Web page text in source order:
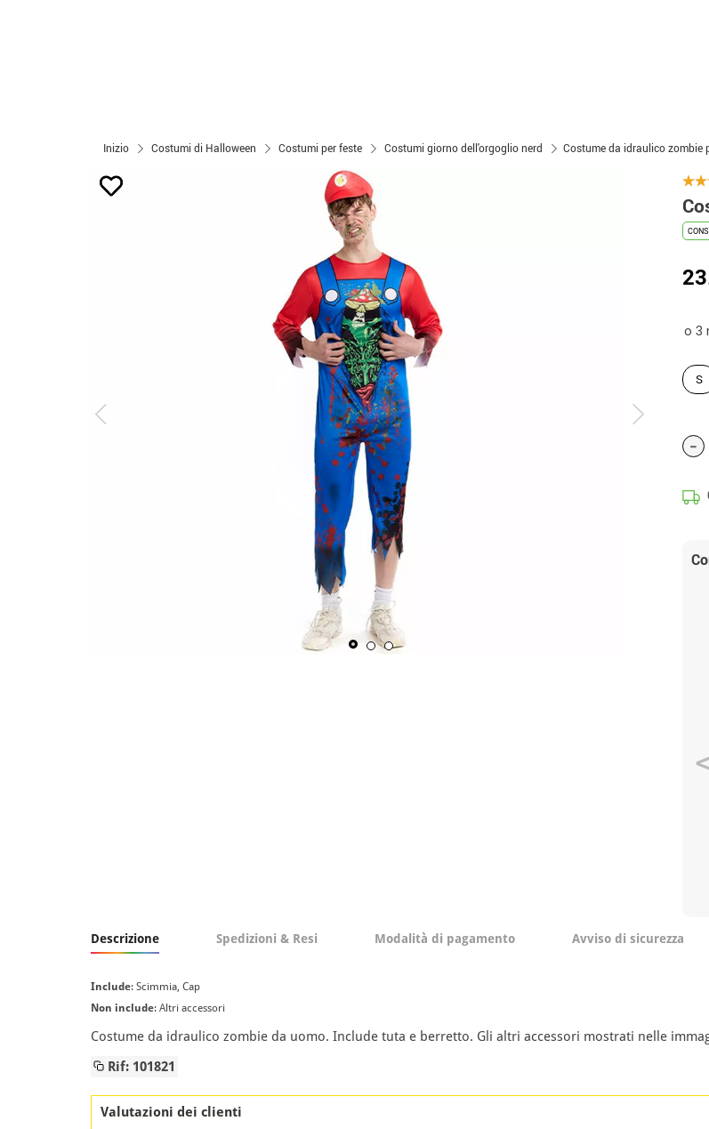
Inizio Costumi di Halloween Costumi per feste Costumi giorno dell'orgoglio nerd Costume da idraulico zombie
S
-
Descrizione Spedizioni & Resi Modalità di pagamento Avviso di sicurezza
Include: Scimmia, Cap
Non include: Altri accessori
Costume da idraulico zombie da uomo. Include tuta e berretto. Gli altri accessori mostrati nelle
Rif: 101821
Valutazioni dei clienti